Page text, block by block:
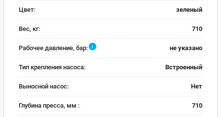
Цвет: зеленый
Вес, кг: 710
Рабочее давление, бар: i не указано
Тип крепления насоса: Встроенный
Выносной насос: Нет
Глубина пресса, мм : 710